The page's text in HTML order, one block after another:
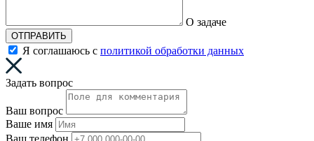
О задаче
ОТПРАВИТЬ
Я соглашаюсь с политикой обработки данных
Задать вопрос
Ваш вопрос
Ваше имя
Ваш телефон